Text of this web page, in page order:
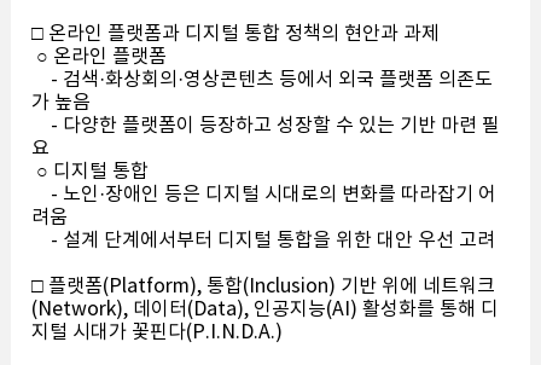
□ 온라인 플랫폼과 디지털 통합 정책의 현안과 과제
○ 온라인 플랫폼
- 검색·화상회의·영상콘텐츠 등에서 외국 플랫폼 의존도
가 높음
- 다양한 플랫폼이 등장하고 성장할 수 있는 기반 마련 필
요
○ 디지털 통합
- 노인·장애인 등은 디지털 시대로의 변화를 따라잡기 어
려움
- 설계 단계에서부터 디지털 통합을 위한 대안 우선 고려
□ 플랫폼(Platform), 통합(Inclusion) 기반 위에 네트워크
(Network), 데이터(Data), 인공지능(AI) 활성화를 통해 디
지털 시대가 꽃핀다(P.I.N.D.A.)